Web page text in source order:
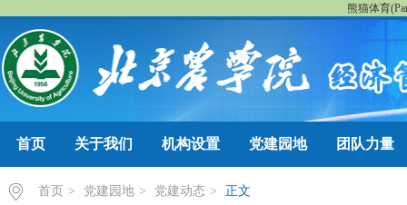
熊猫体育
首页 关于我们 机构设置 党建园地 团队力量
首页 > 党建园地 > 党建动态 > 正文